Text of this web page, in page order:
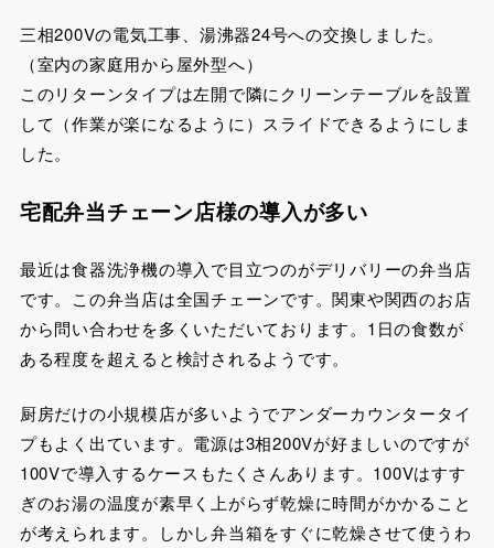
三相200Vの電気工事、湯沸器24号への交換しました。
（室内の家庭用から屋外型へ）
このリターンタイプは左開で隣にクリーンテーブルを設置
して（作業が楽になるように）スライドできるようにしま
した。
宅配弁当チェーン店様の導入が多い
最近は食器洗浄機の導入で目立つのがデリバリーの弁当店
です。この弁当店は全国チェーンです。関東や関西のお店
から問い合わせを多くいただいております。1日の食数が
ある程度を超えると検討されるようです。
厨房だけの小規模店が多いようでアンダーカウンタータイ
プもよく出ています。電源は3相200Vが好ましいのですが
100Vで導入するケースもたくさんあります。100Vはすす
ぎのお湯の温度が素早く上がらず乾燥に時間がかかること
が考えられます。しかし弁当箱をすぐに乾燥させて使うわ